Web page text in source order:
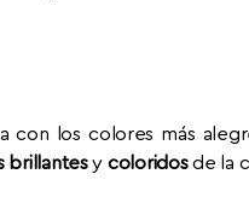
los colores más
brillantesy coloridosde la